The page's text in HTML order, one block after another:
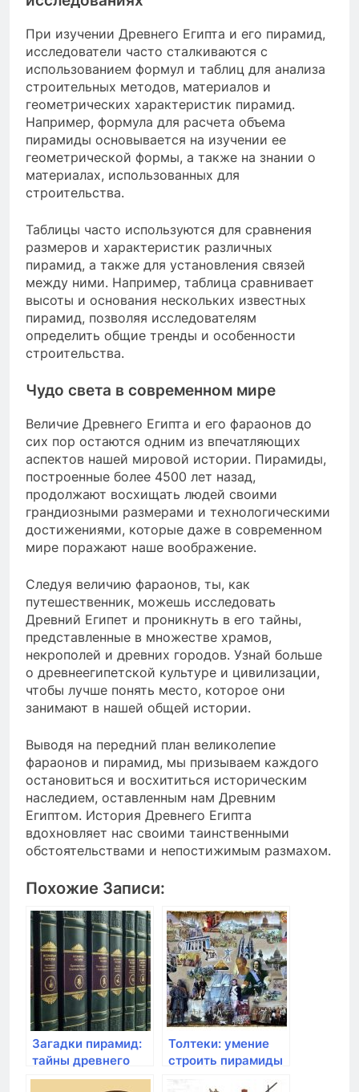
При изучении Древнего Египта и его пирамид,
исследователи часто сталкиваются с
использованием формул и таблиц для анализа
строительных методов, материалов и
геометрических характеристик пирамид.
Например, формула для расчета объема
пирамиды основывается на изучении ее
геометрической формы, а также на знании о
материалах, использованных для
строительства.
Таблицы часто используются для сравнения
размеров и характеристик различных
пирамид, а также для установления связей
между ними. Например, таблица сравнивает
высоты и основания нескольких известных
пирамид, позволяя исследователям
определить общие тренды и особенности
строительства.
Чудо света в современном мире
Величие Древнего Египта и его фараонов до
сих пор остаются одним из впечатляющих
аспектов нашей мировой истории. Пирамиды,
построенные более 4500 лет назад,
продолжают восхищать людей своими
грандиозными размерами и технологическими
достижениями, которые даже в современном
мире поражают наше воображение.
Следуя величию фараонов, ты, как
путешественник, можешь исследовать
Древний Египет и проникнуть в его тайны,
представленные в множестве храмов,
некрополей и древних городов. Узнай больше
о древнеегипетской культуре и цивилизации,
чтобы лучше понять место, которое они
занимают в нашей общей истории.
Выводя на передний план великолепие
фараонов и пирамид, мы призываем каждого
остановиться и восхититься историческим
наследием, оставленным нам Древним
Египтом. История Древнего Египта
вдохновляет нас своими таинственными
обстоятельствами и непостижимым размахом.
Похожие Записи:
Загадки пирамид:
тайны древнего
Египта
Толтеки: умение
строить пирамиды